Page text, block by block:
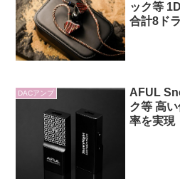
ック等
合計8ド
DACアンプ
AFUL
ク等 高
率を実現